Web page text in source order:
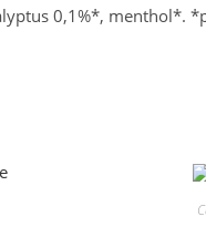
0,1%*, menthol*.